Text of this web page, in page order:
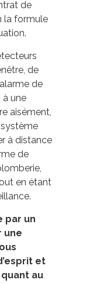
de
la formule
de
de
à une
aisément,
à distance
de
en étant
par un
une
et
au